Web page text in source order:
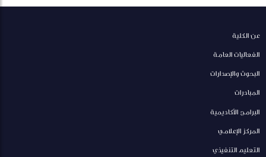
عن الكلية
الفعاليات العامة
البحوث والإصدارات
المبادرات
البرامج الأكاديمية
المركز الإعلامي
التعليم التنفيذي